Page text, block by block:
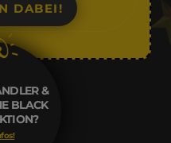
&
BLACK
DABEI!